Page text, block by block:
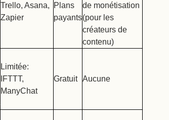
Trello, Asana,
Zapier
Plans
payants
de monétisation
(pour les
créateurs de
contenu)
Limitée:
IFTTT,
ManyChat
Gratuit Aucune